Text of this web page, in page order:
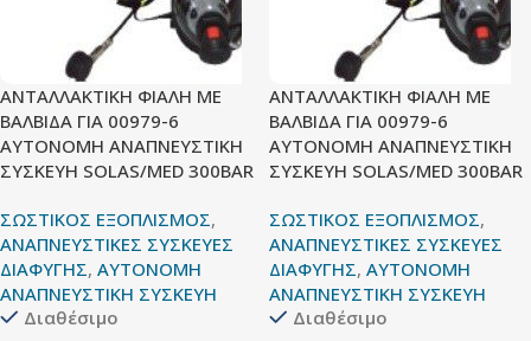
ΑΝΤΑΛΛΑΚΤΙΚΗ ΦΙΑΛΗ ΜΕ
ΒΑΛΒΙΔΑ ΓΙΑ 00979-6
ΑΥΤΟΝΟΜΗ ΑΝΑΠΝΕΥΣΤΙΚΗ
ΣΥΣΚΕΥΗ SOLAS/MED 300BAR
ΣΩΣΤΙΚΟΣ ΕΞΟΠΛΙΣΜΟΣ,
ΑΝΑΠΝΕΥΣΤΙΚΕΣ ΣΥΣΚΕΥΕΣ
ΔΙΑΦΥΓΗΣ, ΑΥΤΟΝΟΜΗ
ΑΝΑΠΝΕΥΣΤΙΚΗ ΣΥΣΚΕΥΗ
Διαθέσιμο
ΑΝΤΑΛΛΑΚΤΙΚΗ ΦΙΑΛΗ ΜΕ
ΒΑΛΒΙΔΑ ΓΙΑ 00979-6
ΑΥΤΟΝΟΜΗ ΑΝΑΠΝΕΥΣΤΙΚΗ
ΣΥΣΚΕΥΗ SOLAS/MED 300BAR
ΣΩΣΤΙΚΟΣ ΕΞΟΠΛΙΣΜΟΣ,
ΑΝΑΠΝΕΥΣΤΙΚΕΣ ΣΥΣΚΕΥΕΣ
ΔΙΑΦΥΓΗΣ, ΑΥΤΟΝΟΜΗ
ΑΝΑΠΝΕΥΣΤΙΚΗ ΣΥΣΚΕΥΗ
Διαθέσιμο